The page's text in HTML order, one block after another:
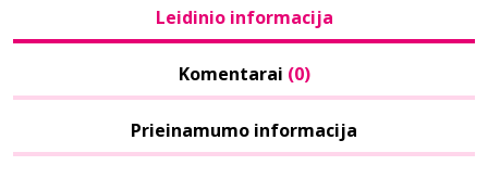
Leidinio informacija
Komentarai (0)
Prieinamumo informacija